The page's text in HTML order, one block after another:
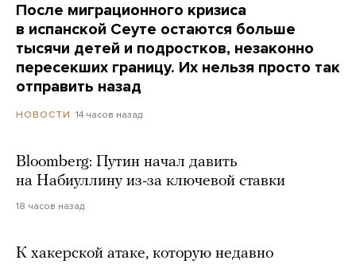
После миграционного кризиса
в испанской Сеуте остаются больше
тысячи детей и подростков, незаконно
пересекших границу. Их нельзя просто так
отправить назад
НОВОСТИ 14 часов назад
Bloomberg: Путин начал давить
на Набиуллину из-за ключевой ставки
18 часов назад
К хакерской атаке, которую недавно